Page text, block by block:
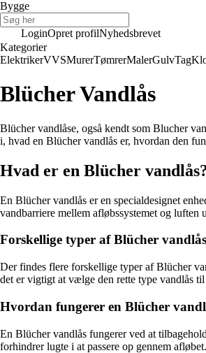
Bygge
LoginOpret profilNyhedsbrevet
Kategorier
ElektrikerVVSMurerTømrerMalerGulvTag
Blücher Vandlås
Blücher vandlåse, også kendt som Blucher
i, hvad en Blücher vandlås er, hvordan den
Hvad er en Blücher
En Blücher vandlås er en specialdesignet
vandbarriere mellem afløbssystemet og
Forskellige typer af Blücher
Der findes flere forskellige typer af Blücher
det er vigtigt at vælge den rette type vandlås
Hvordan fungerer en Blücher
En Blücher vandlås fungerer ved at
forhindrer lugte i at passere op gennem